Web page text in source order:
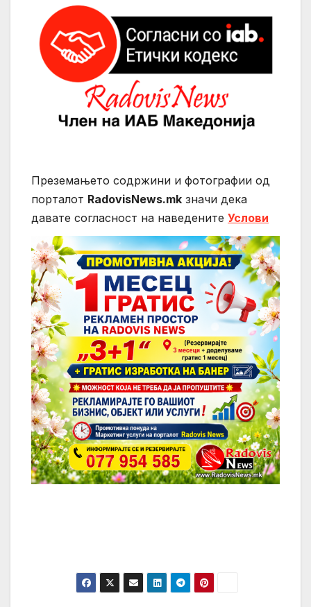
Преземањето содржини и фотографии од
порталот RadovisNews.mk значи дека
давате согласност на нaведените Услови